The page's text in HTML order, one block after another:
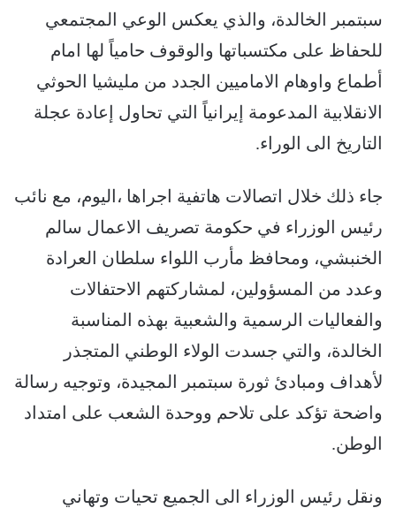
سبتمبر الخالدة، والذي يعكس الوعي المجتمعي
للحفاظ على مكتسباتها والوقوف حامياً لها امام
أطماع واوهام الاماميين الجدد من مليشيا الحوثي
الانقلابية المدعومة إيرانياً التي تحاول إعادة عجلة
التاريخ الى الوراء.
جاء ذلك خلال اتصالات هاتفية اجراها ،اليوم، مع نائب
رئيس الوزراء في حكومة تصريف الاعمال سالم
الخنبشي، ومحافظ مأرب اللواء سلطان العرادة
وعدد من المسؤولين، لمشاركتهم الاحتفالات
والفعاليات الرسمية والشعبية بهذه المناسبة
الخالدة، والتي جسدت الولاء الوطني المتجذر
لأهداف ومبادئ ثورة سبتمبر المجيدة، وتوجيه رسالة
واضحة تؤكد على تلاحم ووحدة الشعب على امتداد
الوطن.
ونقل رئيس الوزراء الى الجميع تحيات وتهاني